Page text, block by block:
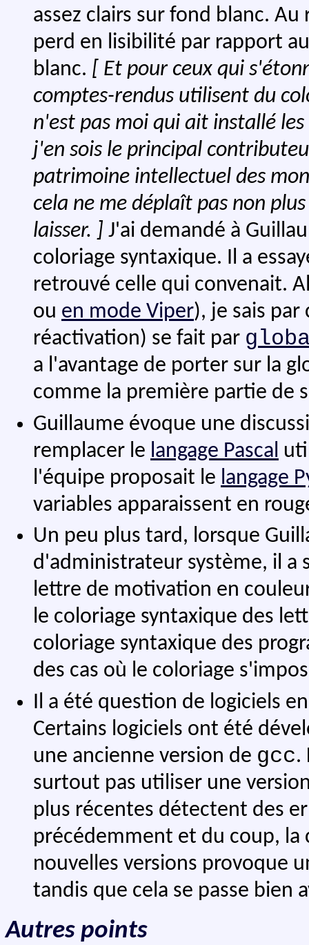
assez clairs sur fond blanc.
perd en lisibilité par rapport
blanc. [ Et pour ceux qui
comptes-rendus utilisent du
n'est pas moi qui ait installé
j'en sois le principal
patrimoine intellectuel des
cela ne me déplaît pas non
laisser. ] J'ai demandé à
coloriage syntaxique. Il a
retrouvé celle qui convenait.
ou en mode Viper), je sais
réactivation) se fait par
a l'avantage de porter sur la
comme la première partie de
Guillaume évoque une
remplacer le langage Pascal
l'équipe proposait le langage
variables apparaissent en
Un peu plus tard, lorsque
d'administrateur système, il a
lettre de motivation en
le coloriage syntaxique des
coloriage syntaxique des
des cas où le coloriage
Il a été question de logiciels
Certains logiciels ont été
une ancienne version de gcc.
surtout pas utiliser une
plus récentes détectent des
précédemment et du coup, la
nouvelles versions provoque
tandis que cela se passe bien
Autres points